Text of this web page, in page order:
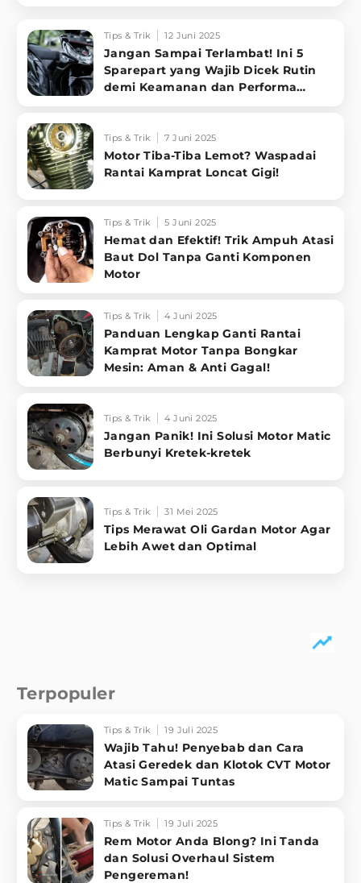
Tips & Trik 12 Juni 2025
Jangan Sampai Terlambat! Ini 5
Sparepart yang Wajib Dicek Rutin
demi Keamanan dan Performa
Tips & Trik 7 Juni 2025
Motor Tiba-Tiba Lemot? Waspadai
Rantai Kamprat Loncat Gigi!
Tips & Trik 5 Juni 2025
Hemat dan Efektif! Trik Ampuh Atasi
Baut Dol Tanpa Ganti Komponen
Motor
Tips & Trik 4 Juni 2025
Panduan Lengkap Ganti Rantai
Kamprat Motor Tanpa Bongkar
Mesin: Aman & Anti Gagal!
Tips & Trik 4 Juni 2025
Jangan Panik! Ini Solusi Motor Matic
Berbunyi Kretek-kretek
Tips & Trik 31 Mei 2025
Tips Merawat Oli Gardan Motor Agar
Lebih Awet dan Optimal
Terpopuler
Tips & Trik 19 Juli 2025
Wajib Tahu! Penyebab dan Cara
Atasi Geredek dan Klotok CVT Motor
Matic Sampai Tuntas
Tips & Trik 19 Juli 2025
Rem Motor Anda Blong? Ini Tanda
dan Solusi Overhaul Sistem
Pengereman!